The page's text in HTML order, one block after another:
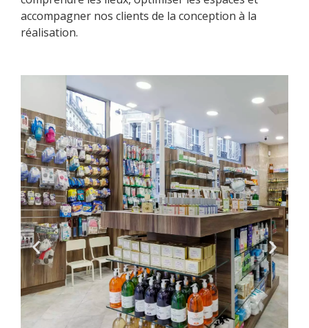
accompagner nos clients de la conception à la
réalisation.